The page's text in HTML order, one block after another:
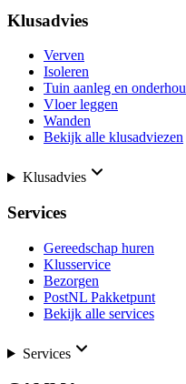
Klusadvies
Verven
Isoleren
Tuin aanleg en
Vloer leggen
Wanden
Bekijk alle klusadviezen
Klusadvies
Services
Gereedschap huren
Klusservice
Bezorgen
PostNL Pakketpunt
Bekijk alle services
Services